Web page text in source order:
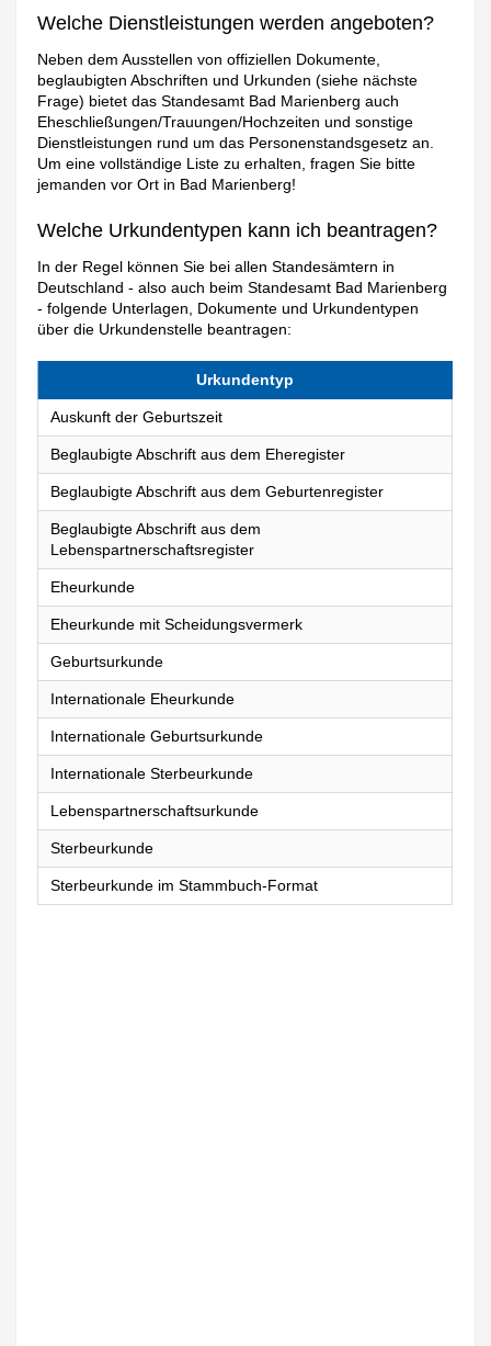
Welche Dienstleistungen werden angeboten?
Neben dem Ausstellen von offiziellen Dokumente,
beglaubigten Abschriften und Urkunden (siehe nächste
Frage) bietet das Standesamt Bad Marienberg auch
Eheschließungen/Trauungen/Hochzeiten und sonstige
Dienstleistungen rund um das Personenstandsgesetz an.
Um eine vollständige Liste zu erhalten, fragen Sie bitte
jemanden vor Ort in Bad Marienberg!
Welche Urkundentypen kann ich beantragen?
In der Regel können Sie bei allen Standesämtern in
Deutschland - also auch beim Standesamt Bad Marienberg
- folgende Unterlagen, Dokumente und Urkundentypen
über die Urkundenstelle beantragen:
Urkundentyp
Auskunft der Geburtszeit
Beglaubigte Abschrift aus dem Eheregister
Beglaubigte Abschrift aus dem Geburtenregister
Beglaubigte Abschrift aus dem
Lebenspartnerschaftsregister
Eheurkunde
Eheurkunde mit Scheidungsvermerk
Geburtsurkunde
Internationale Eheurkunde
Internationale Geburtsurkunde
Internationale Sterbeurkunde
Lebenspartnerschaftsurkunde
Sterbeurkunde
Sterbeurkunde im Stammbuch-Format